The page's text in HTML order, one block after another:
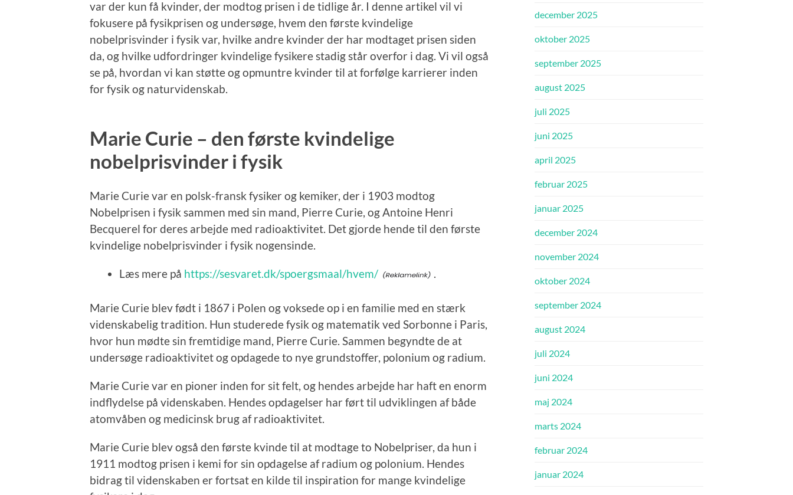
var der kun få kvinder, der modtog prisen i de tidlige år. I denne artikel vil vi
fokusere på fysikprisen og undersøge, hvem den første kvindelige
nobelprisvinder i fysik var, hvilke andre kvinder der har modtaget prisen siden
da, og hvilke udfordringer kvindelige fysikere stadig står overfor i dag. Vi vil også
se på, hvordan vi kan støtte og opmuntre kvinder til at forfølge karrierer inden
for fysik og naturvidenskab.
Marie Curie – den første kvindelige
nobelprisvinder i fysik
Marie Curie var en polsk-fransk fysiker og kemiker, der i 1903 modtog
Nobelprisen i fysik sammen med sin mand, Pierre Curie, og Antoine Henri
Becquerel for deres arbejde med radioaktivitet. Det gjorde hende til den første
kvindelige nobelprisvinder i fysik nogensinde.
Læs mere på https://sesvaret.dk/spoergsmaal/hvem/ .
Marie Curie blev født i 1867 i Polen og voksede op i en familie med en stærk
videnskabelig tradition. Hun studerede fysik og matematik ved Sorbonne i Paris,
hvor hun mødte sin fremtidige mand, Pierre Curie. Sammen begyndte de at
undersøge radioaktivitet og opdagede to nye grundstoffer, polonium og radium.
Marie Curie var en pioner inden for sit felt, og hendes arbejde har haft en enorm
indflydelse på videnskaben. Hendes opdagelser har ført til udviklingen af ​​både
atomvåben og medicinsk brug af radioaktivitet.
Marie Curie blev også den første kvinde til at modtage to Nobelpriser, da hun i
1911 modtog prisen i kemi for sin opdagelse af radium og polonium. Hendes
bidrag til videnskaben er fortsat en kilde til inspiration for mange kvindelige
december 2025
oktober 2025
september 2025
august 2025
juli 2025
juni 2025
april 2025
februar 2025
januar 2025
december 2024
november 2024
oktober 2024
september 2024
august 2024
juli 2024
juni 2024
maj 2024
marts 2024
februar 2024
januar 2024